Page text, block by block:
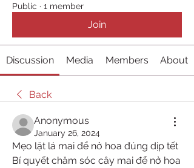
Public · 1 member
Join
Discussion Media Members About
Back
Anonymous
January 26, 2024
Mẹo lặt lá mai để nở hoa đúng dịp tết
Bí quyết chăm sóc cây mai để nở hoa